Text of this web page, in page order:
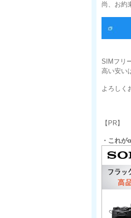
尚、お約
SIMフリ
高い安い
よろしく
【PR】
・これが